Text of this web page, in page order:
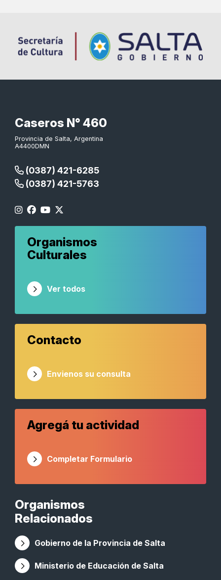
Caseros N° 460
Provincia de Salta, Argentina
A4400DMN
(0387) 421-6285
(0387) 421-5763
Organismos
Relacionados
Gobierno de la Provincia de Salta
Ministerio de Educación de Salta
Organismos
Culturales
Ver todos
Contacto
Envienos su consulta
Agregá tu actividad
Completar Formulario